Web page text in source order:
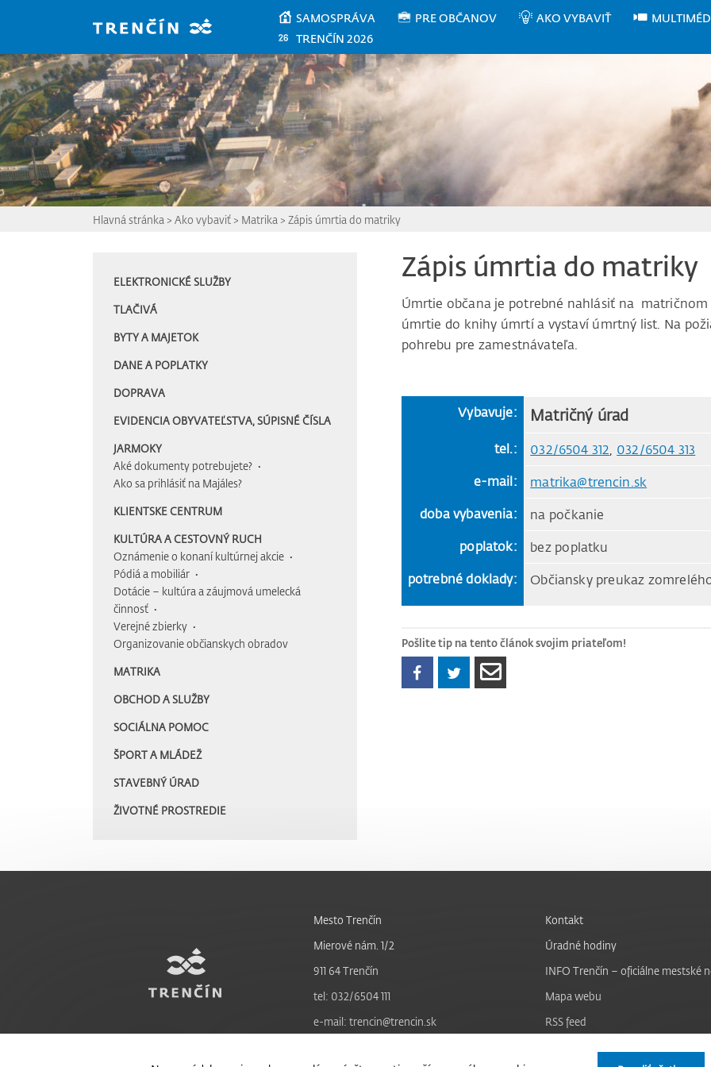
SAMOSPRÁVA PRE OBČANOV AKO VYBAVIŤ
TRENČÍN 2026
Hlavná stránka > Ako vybaviť> Matrika > Zápis úmrtia do matriky
ELEKTRONICKÉ SLUŽBY
TLAČIVÁ
BYTY A MAJETOK
DANE A POPLATKY
DOPRAVA
EVIDENCIA OBYVATEĽSTVA, SÚPISNÉ ČÍSLA
JARMOKY
Aké dokumenty potrebujete?
Ako sa prihlásiť na Majáles?
KLIENTSKE CENTRUM
KULTÚRA A CESTOVNÝ RUCH
Oznámenie o konaní kultúrnej akcie
Pódiá a mobiliár
Dotácie – kultúra a záujmová umelecká
činnosť
Verejné zbierky
Organizovanie občianskych obradov
MATRIKA
OBCHOD A SLUŽBY
SOCIÁLNA POMOC
ŠPORT A MLÁDEŽ
STAVEBNÝ ÚRAD
ŽIVOTNÉ PROSTREDIE
Zápis úmrtia do matriky
Úmrtie občana je potrebné nahlásiť na
úmrtie do knihy úmrtí a vystaví úmrtný list. Na
pohrebu pre zamestnávateľa.
Vybavuje: Matričný úrad
tel.: 032/6504 312, 032/6504 313
e-mail:
matrika@trencin.sk
doba vybavenia:
na počkanie
poplatok:
bez poplatku
potrebné doklady:
Občiansky preukaz
Pošlite tip na tento článok svojim priateľom!
Mesto Trenčín
Mierové nám. 1/2
911 64 Trenčín
tel: 032/6504 111
e-mail: trencin@trencin.sk
Kontakt
Úradné hodiny
INFO Trenčín – oficiálne mestské
Mapa webu
RSS feed